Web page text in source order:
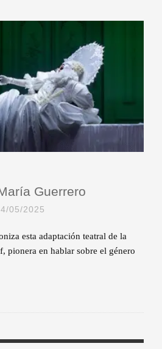
Guerrero
05/2025
esta adaptación teatral de la
pionera en hablar sobre el género